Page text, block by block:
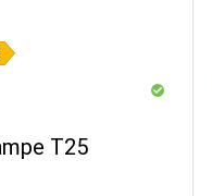
T25